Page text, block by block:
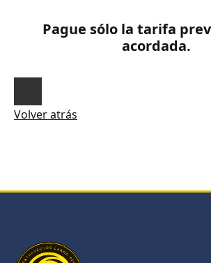
Pague sólo la tarifa
acordada.
Volver atrás